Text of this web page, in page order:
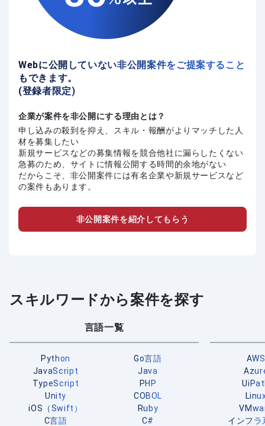
Webに公開していない非公開案件をご提案すること
もできます。
(登録者限定)
企業が案件を非公開にする理由とは？
申し込みの殺到を抑え、スキル・報酬がよりマッチした人
材を募集したい
新規サービスなどの募集情報を競合他社に漏らしたくない
急募のため、サイトに情報公開する時間的余地がない
だからこそ、非公開案件には有名企業や新規サービスなど
の案件もあります。
非公開案件を紹介してもらう
スキルワードから案件を探す
言語一覧
Python
Go言語
JavaScript
Java
TypeScript
PHP
Unity
COBOL
iOS（Swift）
Ruby
C言語
C#
AWS
インフラ